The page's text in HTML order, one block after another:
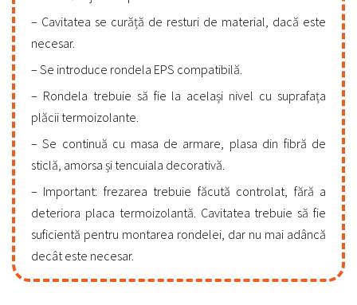
Cavitatea se curăță de resturi de material, dacă este
necesar.
Se introduce rondela EPS compatibilă.
Rondela trebuie să fie la același nivel cu suprafața
plăcii termoizolante.
Se continuă cu masa de armare, plasa din fibră de
sticlă, amorsa și tencuiala decorativă.
Important: frezarea trebuie făcută controlat, fără a
deteriora placa termoizolantă. Cavitatea trebuie să fie
suficientă pentru montarea rondelei, dar nu mai adâncă
decât este necesar.